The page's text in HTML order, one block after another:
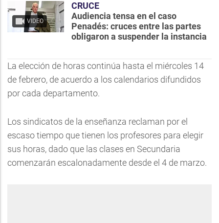
VIDEO
CRUCE
Audiencia tensa en el caso
Penadés: cruces entre las partes
obligaron a suspender la instancia
La elección de horas continúa hasta el miércoles 14
de febrero, de acuerdo a los calendarios difundidos
por cada departamento.
Los sindicatos de la enseñanza reclaman por el
escaso tiempo que tienen los profesores para elegir
sus horas, dado que las clases en Secundaria
comenzarán escalonadamente desde el 4 de marzo.